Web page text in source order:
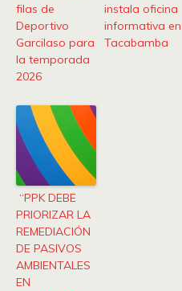
filas de
Deportivo
Garcilaso para
la temporada
2026
instala oficina
informativa en
Tacabamba
“PPK DEBE
PRIORIZAR LA
REMEDIACIÓN
DE PASIVOS
AMBIENTALES
EN